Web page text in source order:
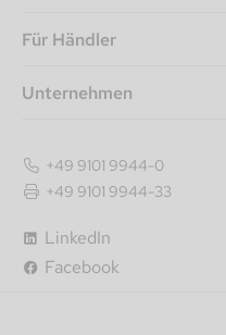
Für Händler
Unternehmen
LinkedIn
Facebook
+49 9101 9944-0
+49 9101 9944-33